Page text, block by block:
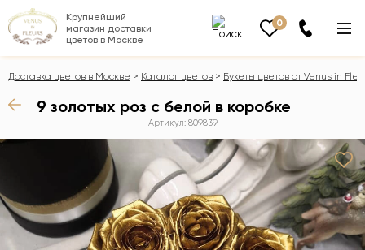
Крупнейший
магазин доставки
цветов в Москве
0
Доставка цветов в Москве Каталог цветов Букеты цветов от Venus in
9 золотых роз с белой в коробке
Артикул: 809839